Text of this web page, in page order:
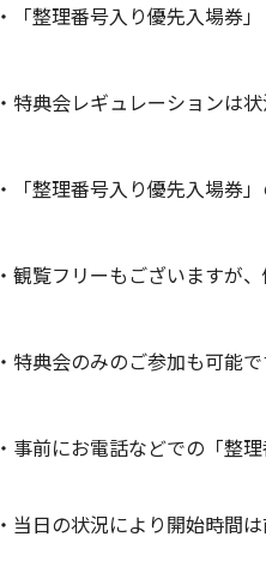
・「整理番号入り優先入場券
・特典会レギュレーションは
・「整理番号入り優先入場券
・観覧フリーもございますが
・特典会のみのご参加も可能
・事前にお電話などでの「整
・当日の状況により開始時間